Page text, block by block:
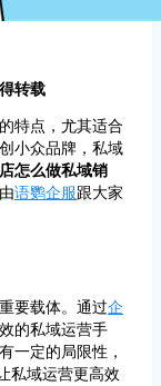
转载
特点，尤其适合
小众品牌，私域
怎么做私域销
语鹦企服跟大家
要载体。通过企
的私域运营手
一定的局限性，
私域运营更高效